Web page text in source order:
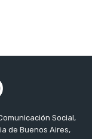
Social,
de Buenos Aires,